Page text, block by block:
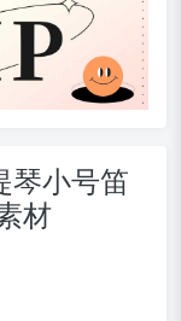
琴小号笛
材